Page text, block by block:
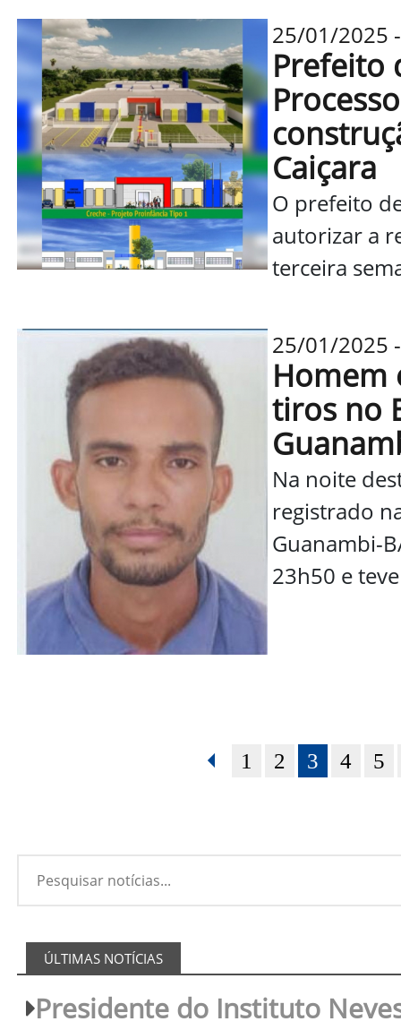
25/01/2025
Prefeito
Caiçara
O prefeito
autorizar a
terceira
25/01/2025
Homem
tiros no
Na noite
registrado
Guanambi-
23h50 e
1 2 3 4 5
ÚLTIMAS NOTÍCIAS
Presidente do Instituto